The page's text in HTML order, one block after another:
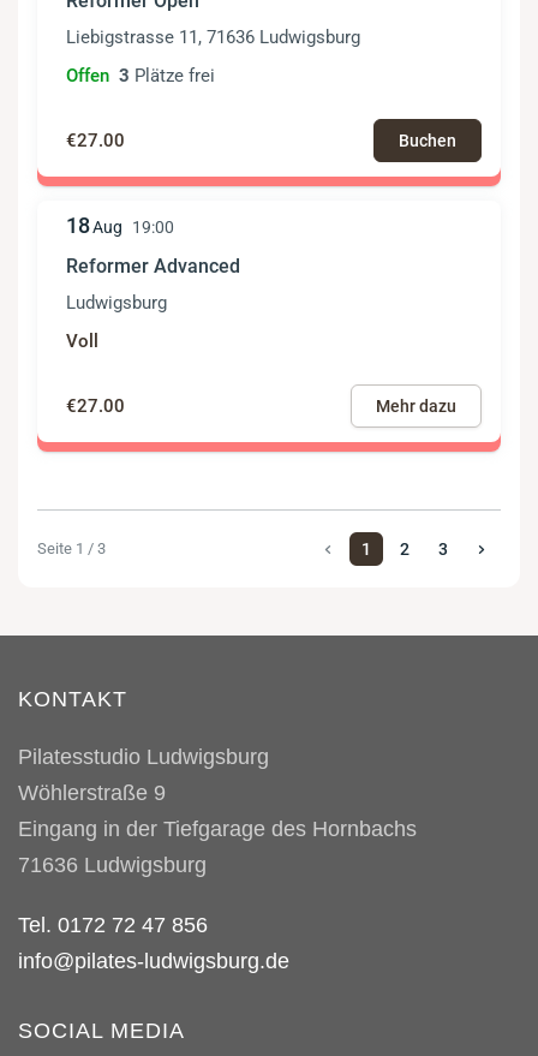
Liebigstrasse 11, 71636 Ludwigsburg
Offen 3 Plätze frei
€27.00 Buchen
18Aug 19:00
Reformer Advanced
Ludwigsburg
Voll
€27.00 Mehr dazu
Seite 1 / 3 1 2 3
KONTAKT
Pilatesstudio Ludwigsburg
Wöhlerstraße 9
Eingang in der Tiefgarage des Hornbachs
71636 Ludwigsburg
Tel. 0172 72 47 856
info@pilates-ludwigsburg.de
SOCIAL MEDIA